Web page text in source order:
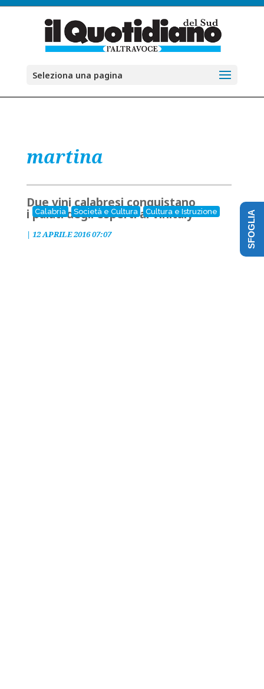
Seleziona una pagina
martina
Calabria Società e Cultura Cultura e Istruzione
Due vini calabresi conquistano
i palati degli esperti al Vinitaly
| 12 APRILE 2016 07:07 SFOGLIA